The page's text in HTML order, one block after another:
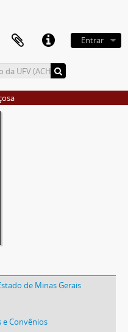
Entrar
de Minas Gerais
e Convênios